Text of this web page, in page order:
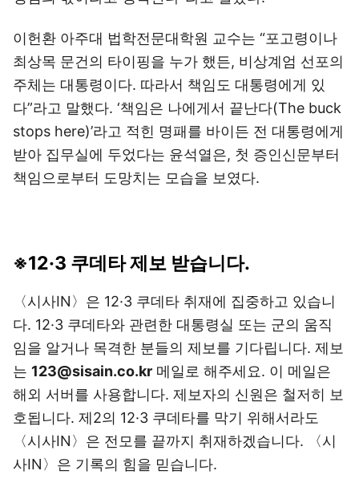
이헌환 아주대 법학전문대학원 교수는 “포고령이나
최상목 문건의 타이핑을 누가 했든, 비상계엄 선포의
주체는 대통령이다. 따라서 책임도 대통령에게 있
다”라고 말했다. ‘책임은 나에게서 끝난다(The buck
stops here)’라고 적힌 명패를 바이든 전 대통령에게
받아 집무실에 두었다는 윤석열은, 첫 증인신문부터
책임으로부터 도망치는 모습을 보였다.
※12·3 쿠데타 제보 받습니다.
〈시사IN〉은 12·3 쿠데타 취재에 집중하고 있습니
다. 12·3 쿠데타와 관련한 대통령실 또는 군의 움직
임을 알거나 목격한 분들의 제보를 기다립니다. 제보
는 123@sisain.co.kr 메일로 해주세요. 이 메일은
해외 서버를 사용합니다. 제보자의 신원은 철저히 보
호됩니다. 제2의 12·3 쿠데타를 막기 위해서라도
〈시사IN〉은 전모를 끝까지 취재하겠습니다. 〈시
사IN〉은 기록의 힘을 믿습니다.